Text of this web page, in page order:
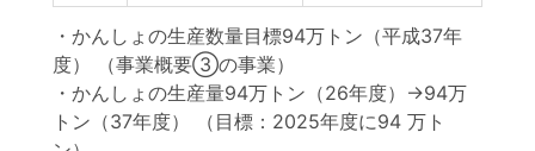
・かんしょの生産数量目標94万トン（平成37年
度） （事業概要③の事業）
・かんしょの生産量94万トン（26年度）→94万
トン（37年度）
（目標：2025年度に94 万ト